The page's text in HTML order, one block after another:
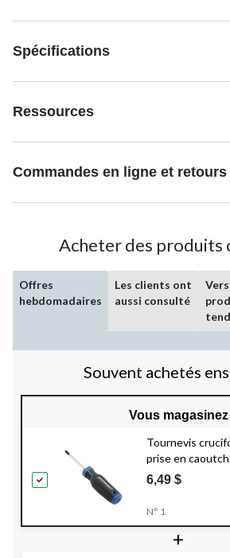
Spécifications
Ressources
Commandes en ligne et retours
Acheter des produits
Offres
hebdomadaires
Les clients ont
aussi consulté
Souvent achetés
Vous magasinez
Tournevis
prise en
tailles
6,49 $
N° 1
+